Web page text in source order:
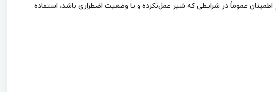
عموماً در شرایطی که شیر عمل‌نکرده و یا وضعیت اضطراری باشد، استفاده